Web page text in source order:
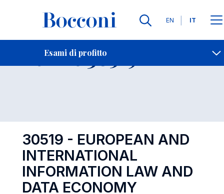
Lingue
EN IT
Esami di profitto
Contatti
Esame 30519 Open
30519 - EUROPEAN AND
INTERNATIONAL
INFORMATION LAW AND
DATA ECONOMY